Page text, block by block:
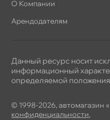
О Компании
Арендодателям
© 1998-2026, автомагазин
конфиденциальности,
Данный ресурс носит
информационный
определяемой